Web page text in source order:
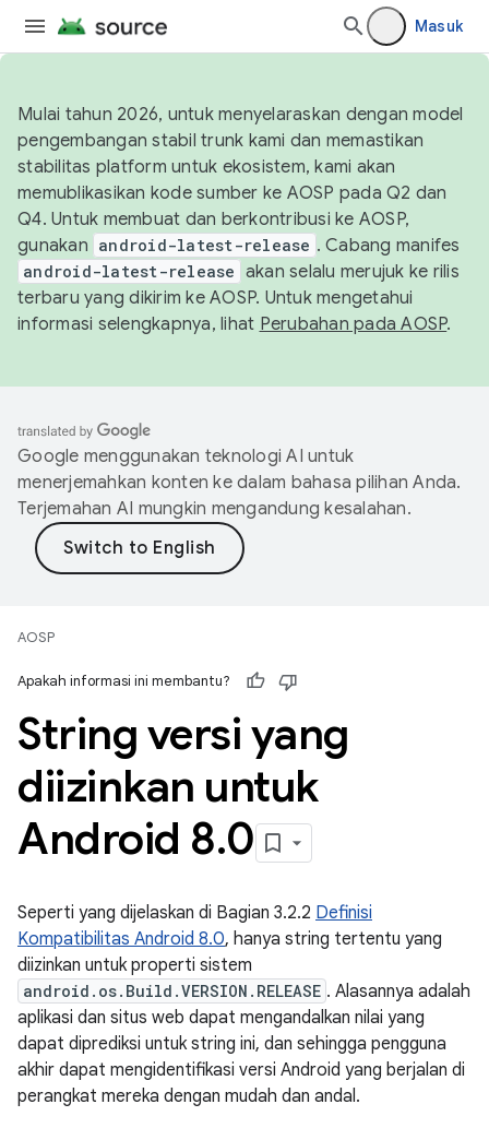
Masuk
Mulai tahun 2026, untuk menyelaraskan dengan model
pengembangan stabil trunk kami dan memastikan
stabilitas platform untuk ekosistem, kami akan
memublikasikan kode sumber ke AOSP pada Q2 dan
Q4. Untuk membuat dan berkontribusi ke AOSP,
gunakan android-latest-release . Cabang manifes
android-latest-release akan selalu merujuk ke rilis
terbaru yang dikirim ke AOSP. Untuk mengetahui
informasi selengkapnya, lihat Perubahan pada AOSP.
Google menggunakan teknologi AI untuk
menerjemahkan konten ke dalam bahasa pilihan Anda.
Terjemahan AI mungkin mengandung kesalahan.
AOSP
Apakah informasi ini membantu?
String versi yang
diizinkan untuk
Android 8.0
Seperti yang dijelaskan di Bagian 3.2.2 Definisi
Kompatibilitas Android 8.0, hanya string tertentu yang
diizinkan untuk properti sistem
android.os.Build.VERSION.RELEASE . Alasannya adalah
aplikasi dan situs web dapat mengandalkan nilai yang
dapat diprediksi untuk string ini, dan sehingga pengguna
akhir dapat mengidentifikasi versi Android yang berjalan di
perangkat mereka dengan mudah dan andal.